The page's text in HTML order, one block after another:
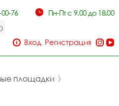
76 Пн-Пт с 9.00 до 18.00
Вход Регистрация
площадки 〉